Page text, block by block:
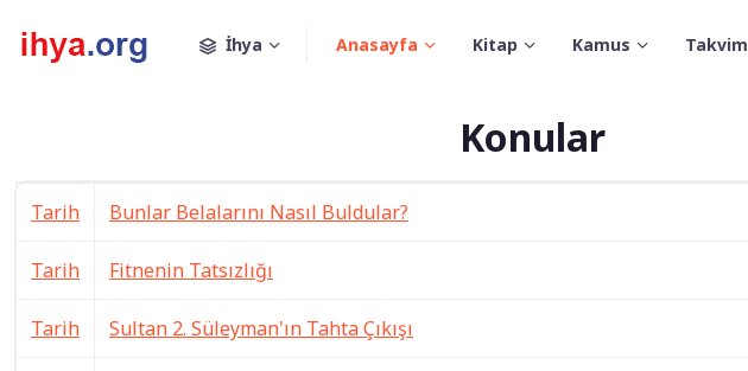
İhya Anasayfa Kitap Kamus Takvim
Konular
Tarih Bunlar Belalarını Nasıl Buldular?
Tarih Fitnenin Tatsızlığı
Tarih Sultan 2. Süleyman'ın Tahta Çıkışı